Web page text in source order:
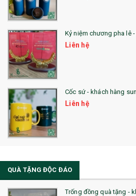
Kỷ niệm chương pha lê
Liên hệ
Cốc sứ - khách hàng
Liên hệ
QUÀ TẶNG ĐỘC ĐÁO
Trống đồng quà tặng -